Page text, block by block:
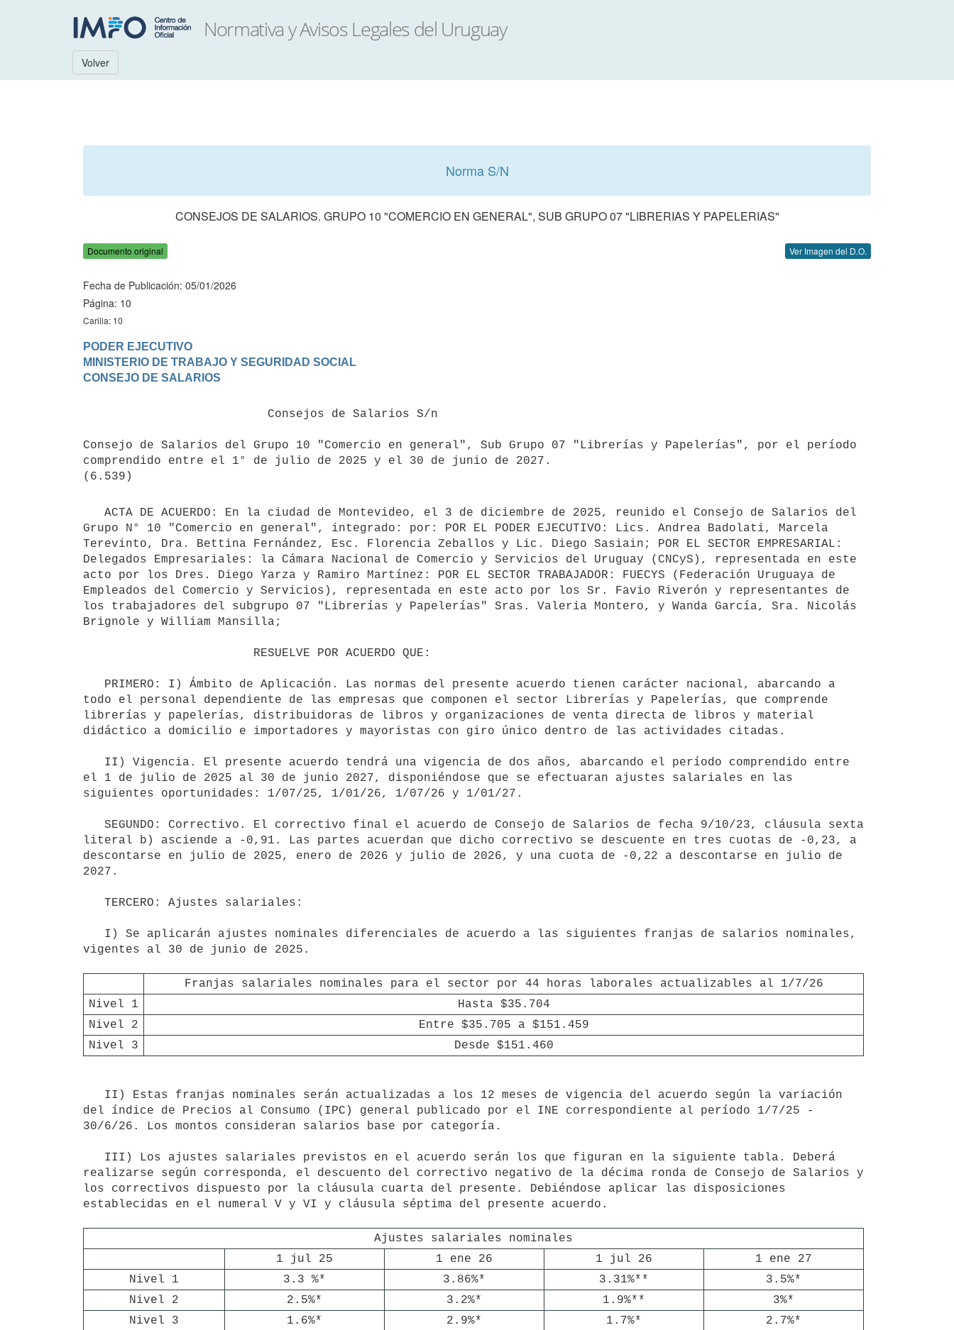
Volver
Norma S/N
CONSEJOS DE SALARIOS. GRUPO 10 "COMERCIO EN GENERAL", SUB GRUPO 07 "LIBRERIAS Y PAPELERIAS"
Documento original Ver Imagen del D.O.
Fecha de Publicación: 05/01/2026
Página: 10
Carilla: 10
PODER EJECUTIVO
MINISTERIO DE TRABAJO Y SEGURIDAD SOCIAL
Consejo de Salarios del Grupo 10 "Comercio en general", Sub Grupo 07 "Librerías y Papelerías", por el período
comprendido entre el 1° de julio de 2025 y el 30 de junio de 2027.
Grupo N° 10 "Comercio en general", integrado: por: POR EL PODER EJECUTIVO: Lics. Andrea Badolati, Marcela
Terevinto, Dra. Bettina Fernández, Esc. Florencia Zeballos y Lic. Diego Sasiain; POR EL SECTOR EMPRESARIAL:
Delegados Empresariales: la Cámara Nacional de Comercio y Servicios del Uruguay (CNCyS), representada en este
acto por los Dres. Diego Yarza y Ramiro Martínez: POR EL SECTOR TRABAJADOR: FUECYS (Federación Uruguaya de
Empleados del Comercio y Servicios), representada en este acto por los Sr. Favio Riverón y representantes de
los trabajadores del subgrupo 07 "Librerías y Papelerías" Sras. Valeria Montero, y Wanda García, Sra. Nicolás
Brignole y William Mansilla;
todo el personal dependiente de las empresas que componen el sector Librerías y Papelerías, que comprende
librerías y papelerías, distribuidoras de libros y organizaciones de venta directa de libros y material
didáctico a domicilio e importadores y mayoristas con giro único dentro de las actividades citadas.
el 1 de julio de 2025 al 30 de junio 2027, disponiéndose que se efectuaran ajustes salariales en las
siguientes oportunidades: 1/07/25, 1/01/26, 1/07/26 y 1/01/27.
literal b) asciende a -0,91. Las partes acuerdan que dicho correctivo se descuente en tres cuotas de -0,23, a
descontarse en julio de 2025, enero de 2026 y julio de 2026, y una cuota de -0,22 a descontarse en julio de
2027.
vigentes al 30 de junio de 2025.
Franjas salariales nominales para el sector por 44 horas laborales actualizables al 1/7/26
Nivel 1
Hasta $35.704
Nivel 2
Entre $35.705 a $151.459
Nivel 3
Desde $151.460
del índice de Precios al Consumo (IPC) general publicado por el INE correspondiente al período 1/7/25 -
30/6/26. Los montos consideran salarios base por categoría.
realizarse según corresponda, el descuento del correctivo negativo de la décima ronda de Consejo de Salarios y
los correctivos dispuesto por la cláusula cuarta del presente. Debiéndose aplicar las disposiciones
establecidas en el numeral V y VI y cláusula séptima del presente acuerdo.
Ajustes salariales nominales
1 jul 25
1 ene 26 1 jul 26
1 ene 27
Nivel 1
3.3 %* 3.86%* 3.31%**
3.5%*
Nivel 2
2.5%* 3.2%* 1.9%**
3%*
Nivel 3
1.6%* 2.9%* 1.7%* 2.7%*